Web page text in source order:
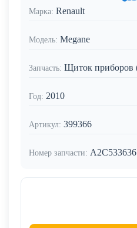
Марка: Renault
Модель: Megane
Запчасть: Щиток приборов
Год: 2010
Артикул: 399366
Номер запчасти: